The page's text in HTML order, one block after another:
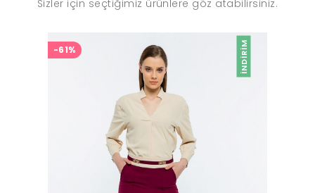
Sizler için seçtiğimiz ürünlere göz atabilirsiniz.
İNDIRIM
-61%